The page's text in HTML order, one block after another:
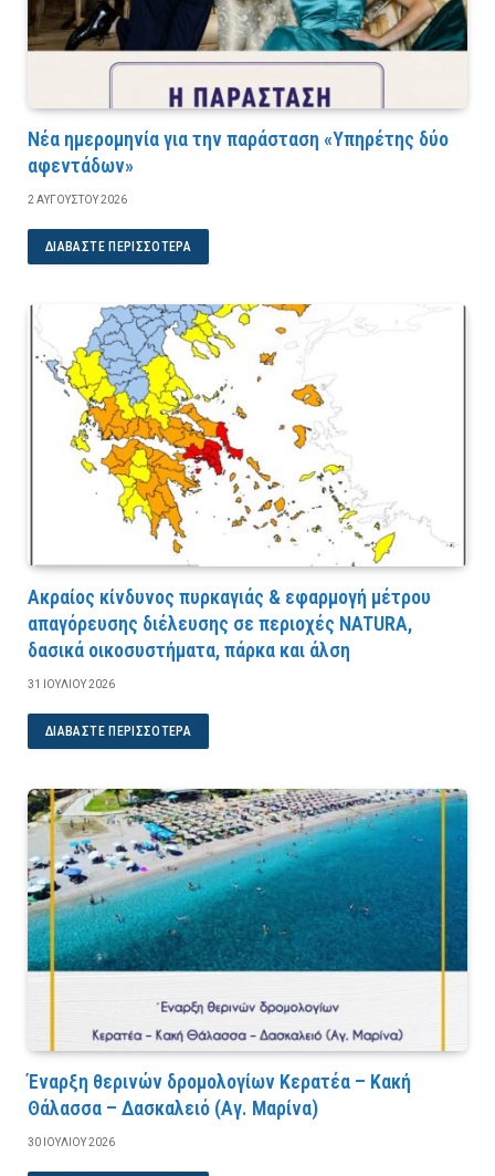
Νέα ημερομηνία για την παράσταση «Υπηρέτης δύο
αφεντάδων»
2 ΑΥΓΟΎΣΤΟΥ 2026
ΔΙΑΒΆΣΤΕ ΠΕΡΙΣΣΌΤΕΡΑ
Ακραίος κίνδυνος πυρκαγιάς & εφαρμογή μέτρου
απαγόρευσης διέλευσης σε περιοχές NATURA,
δασικά οικοσυστήματα, πάρκα και άλση
31 ΙΟΥΛΊΟΥ 2026
ΔΙΑΒΆΣΤΕ ΠΕΡΙΣΣΌΤΕΡΑ
Έναρξη θερινών δρομολογίων Κερατέα – Κακή
Θάλασσα – Δασκαλειό (Αγ. Μαρίνα)
30 ΙΟΥΛΊΟΥ 2026